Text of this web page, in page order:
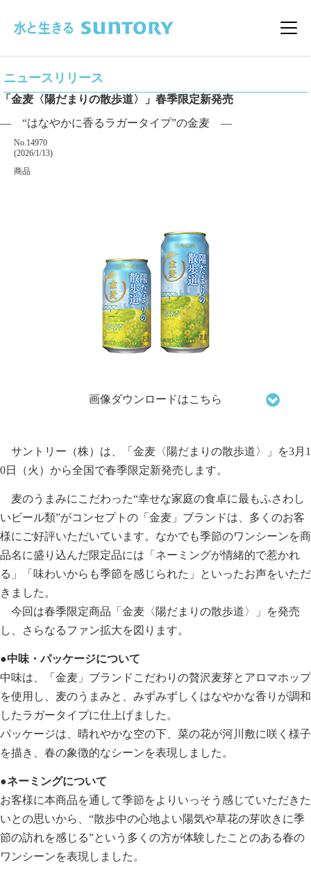
メ
ニュースリリース
「金麦〈陽だまりの散歩道〉」春季限定新発売
― “はなやかに香るラガータイプ”の金麦 ―
掲載番号
No.14970
掲載日
(2026/1/13)
カテゴリー
商品
画像ダウンロードはこちら
サントリー（株）は、「金麦〈陽だまりの散歩道〉」を3月1
0日（火）から全国で春季限定新発売します。
麦のうまみにこだわった“幸せな家庭の食卓に最もふさわし
いビール類”がコンセプトの「金麦」ブランドは、多くのお客
様にご好評いただいています。なかでも季節のワンシーンを商
品名に盛り込んだ限定品には「ネーミングが情緒的で惹かれ
る」「味わいからも季節を感じられた」といったお声をいただ
きました。
今回は春季限定商品「金麦〈陽だまりの散歩道〉」を発売
し、さらなるファン拡大を図ります。
●中味・パッケージについて
中味は、「金麦」ブランドこだわりの贅沢麦芽とアロマホップ
を使用し、麦のうまみと、みずみずしくはなやかな香りが調和
したラガータイプに仕上げました。
パッケージは、晴れやかな空の下、菜の花が河川敷に咲く様子
を描き、春の象徴的なシーンを表現しました。
●ネーミングについて
お客様に本商品を通して季節をよりいっそう感じていただきた
いとの思いから、“散歩中の心地よい陽気や草花の芽吹きに季
節の訪れを感じる”という多くの方が体験したことのある春の
ワンシーンを表現しました。